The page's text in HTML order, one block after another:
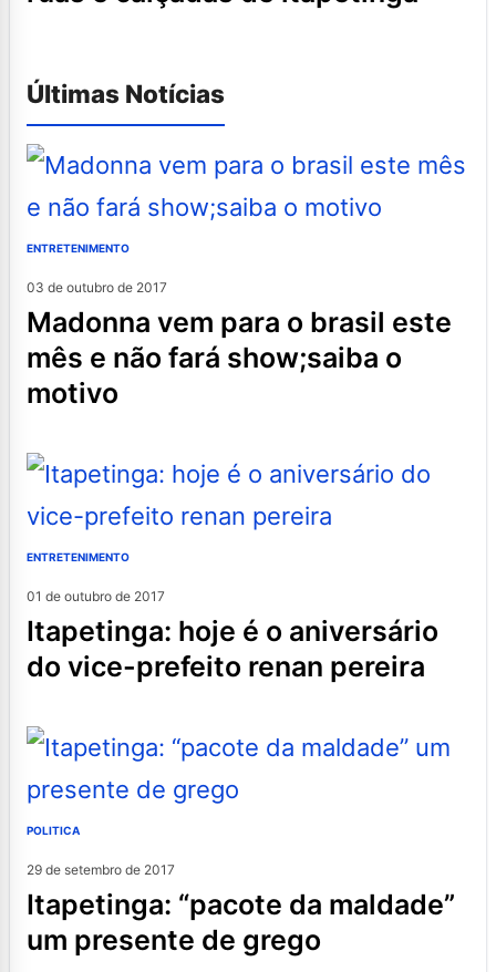
Últimas Notícias
ENTRETENIMENTO
03 de outubro de 2017
madonna vem para o brasil este
mês e não fará show;saiba o
motivo
ENTRETENIMENTO
01 de outubro de 2017
itapetinga: hoje é o aniversário
do vice-prefeito renan pereira
POLITICA
29 de setembro de 2017
itapetinga: “pacote da maldade”
um presente de grego